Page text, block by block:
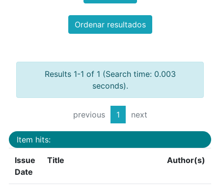
Ordenar resultados
Results 1-1 of 1 (Search time: 0.003
seconds).
previous 1 next
Item hits:
Issue
Date
Title Author(s)